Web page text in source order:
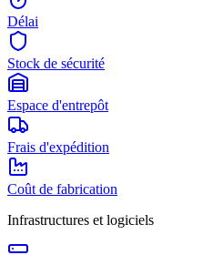
Délai
Stock de sécurité
Espace d'entrepôt
Frais d'expédition
Coût de fabrication
Infrastructures et logiciels